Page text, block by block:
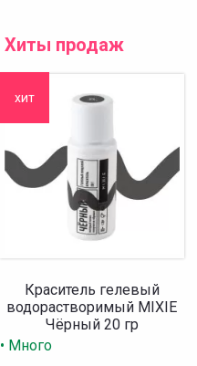
Хиты продаж
хит
Краситель гелевый
водорастворимый MIXIE
Чёрный 20 гр
• Много